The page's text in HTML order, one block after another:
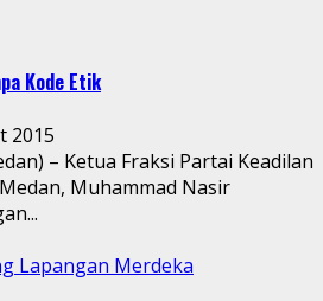
Kode Etik
2015
– Ketua Fraksi Partai Keadilan
Muhammad Nasir
Lapangan Merdeka